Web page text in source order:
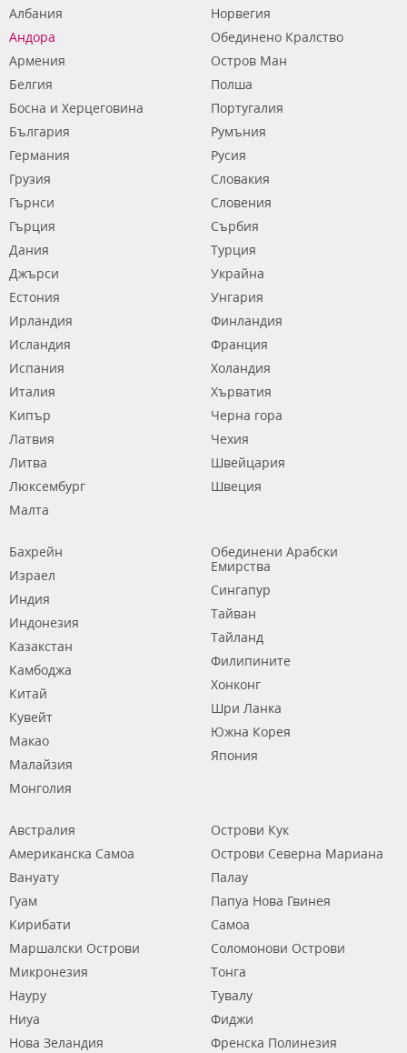
Албания
Андора
Армения
Белгия
Босна и Херцеговина
България
Германия
Грузия
Гърнси
Гърция
Дания
Джърси
Естония
Ирландия
Исландия
Испания
Италия
Кипър
Латвия
Литва
Люксембург
Малта
Норвегия
Обединено Кралство
Остров Ман
Полша
Португалия
Румъния
Русия
Словакия
Словения
Сърбия
Турция
Украйна
Унгария
Финландия
Франция
Холандия
Хърватия
Черна гора
Чехия
Швейцария
Швеция
Бахрейн
Израел
Индия
Индонезия
Казакстан
Камбоджа
Китай
Кувейт
Макао
Малайзия
Монголия
Обединени Арабски
Емирства
Сингапур
Тайван
Тайланд
Филипините
Хонконг
Шри Ланка
Южна Корея
Япония
Австралия
Американска Самоа
Вануату
Гуам
Кирибати
Маршалски Острови
Микронезия
Науру
Ниуа
Нова Зеландия
Острови Кук
Острови Северна Мариана
Палау
Папуа Нова Гвинея
Самоа
Соломонови Острови
Тонга
Тувалу
Фиджи
Френска Полинезия